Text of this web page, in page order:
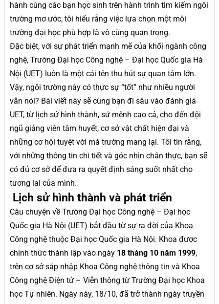
hành cùng các bạn học sinh trên hành trình tìm kiếm ngôi
trường mơ ước, tôi hiểu rằng việc lựa chọn một môi
trường đại học phù hợp là vô cùng quan trọng.
Đặc biệt, với sự phát triển mạnh mẽ của khối ngành công
nghệ, Trường Đại học Công nghệ – Đại học Quốc gia Hà
Nội (UET) luôn là một cái tên thu hút sự quan tâm lớn.
Vậy, ngôi trường này có thực sự “tốt” như nhiều người
vẫn nói? Bài viết này sẽ cùng bạn đi sâu vào đánh giá
UET, từ lịch sử hình thành, sứ mệnh cao cả, cho đến đội
ngũ giảng viên tâm huyết, cơ sở vật chất hiện đại và
những cơ hội tuyệt vời mà trường mang lại. Tôi tin rằng,
với những thông tin chi tiết và góc nhìn chân thực, bạn sẽ
có đủ cơ sở để đưa ra quyết định sáng suốt nhất cho
tương lai của mình.
Lịch sử hình thành và phát triển
Câu chuyện về Trường Đại học Công nghệ – Đại học
Quốc gia Hà Nội (UET) bắt đầu từ sự ra đời của Khoa
Công nghệ thuộc Đại học Quốc gia Hà Nội. Khoa được
chính thức thành lập vào ngày 18 tháng 10 năm 1999,
trên cơ sở sáp nhập Khoa Công nghệ thông tin và Khoa
Công nghệ Điện tử – Viễn thông từ Trường Đại học Khoa
học Tự nhiên. Ngày này, 18/10, đã trở thành ngày truyền